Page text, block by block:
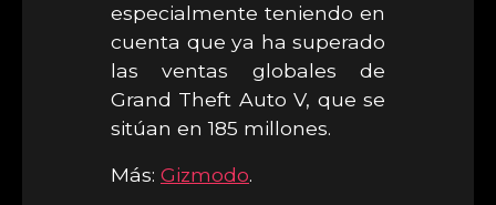
especialmente teniendo en
cuenta que ya ha superado
las ventas globales de
Grand Theft Auto V, que se
sitúan en 185 millones.
Más: Gizmodo.